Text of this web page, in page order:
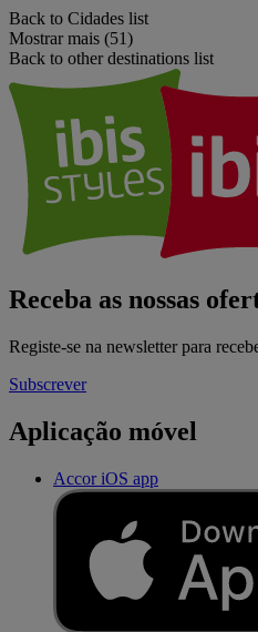
Back to Cidades list
Mostrar mais (51)
Back to other destinations list
Receba as nossas
Registe-se na newsletter para
Subscrever
Aplicação móvel
Accor iOS app